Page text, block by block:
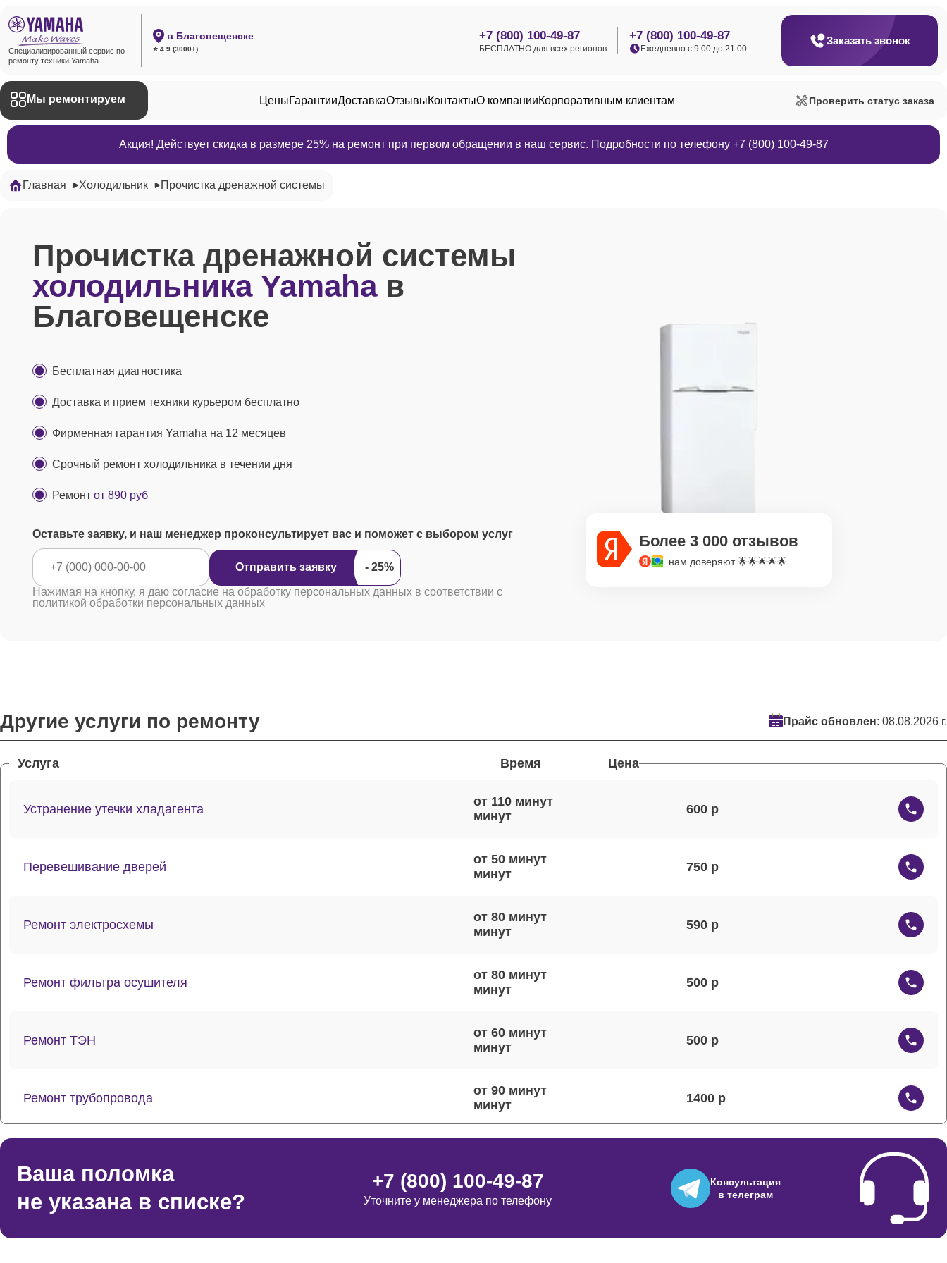
Специализированный сервис по
ремонту техники Yamaha
в Благовещенске
⭐ 4.9 (3000+)
+7 (800) 100-49-87
БЕСПЛАТНО для всех регионов
+7 (800) 100-49-87
Ежедневно с 9:00 до 21:00
Заказать звонок
Мы ремонтируем ЦеныГарантииДоставкаОтзывыКонтактыО компанииКорпоративным клиентам Проверить статус заказа
Акция! Действует скидка в размере 25% на ремонт при первом обращении в наш сервис. Подробности по телефону +7 (800) 100-49-87
Главная Холодильник Прочистка дренажной системы
Прочистка дренажной системы
холодильника Yamahaв
Благовещенске
Бесплатная диагностика
Доставка и прием техники курьером бесплатно
Фирменная гарантия Yamaha на 12 месяцев
Срочный ремонт холодильника в течении дня
Ремонт от 890 руб
Оставьте заявку, и наш менеджер проконсультирует вас и поможет с выбором услуг
Отправить заявку
Нажимая на кнопку, я даю согласие на обработку персональных данных в соответствии с
политикой обработки персональных данных
Более 3 000 отзывов
нам доверяют 🌟🌟🌟🌟🌟
Другие услуги по ремонту Прайс обновлен: 08.08.2026 г.
Услуга Время Цена
Устранение утечки хладагента
от 110 минут
600
Перевешивание дверей
от 50 минут
750
Ремонт электросхемы
от 80 минут
590
Ремонт фильтра осушителя
от 80 минут
500
Ремонт ТЭН
от 60 минут
500
Ремонт трубопровода
от 90 минут
1400
Ремонт датчика морозильного отделения
от 70 минут
Ваша поломка
не указана в списке?
+7 (800) 100-49-87
Уточните у менеджера по телефону
Консультация
в телеграм